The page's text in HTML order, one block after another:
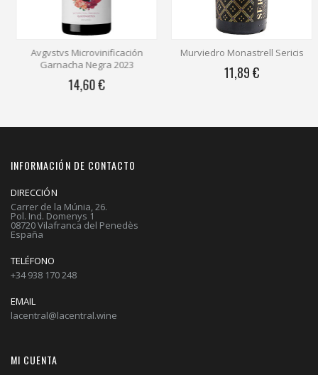
Avgvstvs Microvinificación
Garnacha Negra 2023
14,60 €
Murviedro Monastrell Sericis
11,89 €
INFORMACIÓN DE CONTACTO
DIRECCIÓN
Carrer de la Múnia, 26.
Pol. Ind. Domenys 1
08720 Vilafranca del Penedès
España
TELÉFONO
+34 938 170 248
EMAIL
lacentral@lacentral.wine
MI CUENTA